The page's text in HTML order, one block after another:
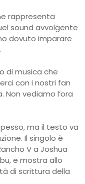
rappresenta
sound avvolgente
dovuto imparare
di musica che
con i nostri fan
vediamo l’ora
ma il testo va
Il singolo è
V a Joshua
e mostra allo
di scrittura della